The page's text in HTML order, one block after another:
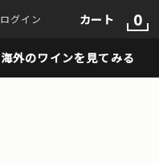
ログイン カート 0
海外のワインを見てみる